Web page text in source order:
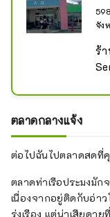
จัง
ร้
ตลาดกลางแจ้ง
ต่อไปฉันไปตลาดสดที่
ตลาดท่าเรือประมงมั
เนื่องจากอยู่ติดกับอ่า
รุ่งเรือง แต่น่าเสียดา